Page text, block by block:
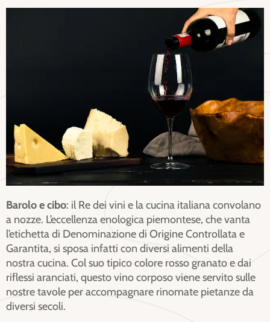
Barolo e cibo: il Re dei vini e la cucina italiana convolano
a nozze. L’eccellenza enologica piemontese, che vanta
l’etichetta di Denominazione di Origine Controllata e
Garantita, si sposa infatti con diversi alimenti della
nostra cucina. Col suo tipico colore rosso granato e dai
riflessi aranciati, questo vino corposo viene servito sulle
nostre tavole per accompagnare rinomate pietanze da
diversi secoli.